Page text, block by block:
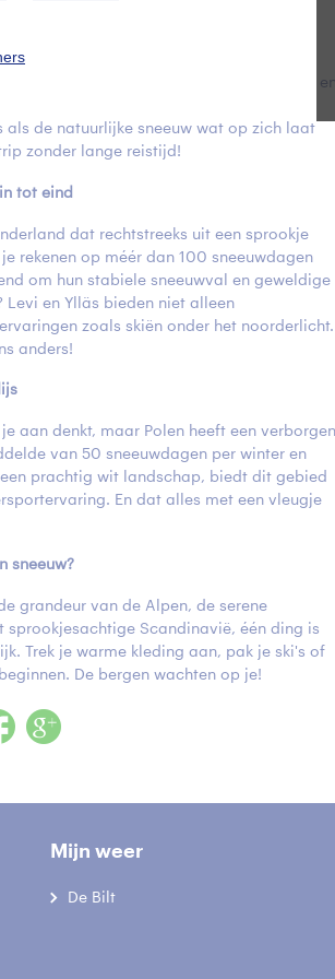
onder de Nederlandse wintersporters, en
de natuurlijke sneeuw wat op zich laat
zonder lange reistijd!
tot eind
dat rechtstreeks uit een sprookje
rekenen op méér dan 100 sneeuwdagen
om hun stabiele sneeuwval en geweldige
en Ylläs bieden niet alleen
zoals skiën onder het noorderlicht.
anders!
aan denkt, maar Polen heeft een verborgen
van 50 sneeuwdagen per winter en
prachtig wit landschap, biedt dit gebied
En dat alles met een vleugje
sneeuw?
grandeur van de Alpen, de serene
sprookjesachtige Scandinavië, één ding is
Trek je warme kleding aan, pak je ski's of
De bergen wachten op je!
Mijn weer
De Bilt